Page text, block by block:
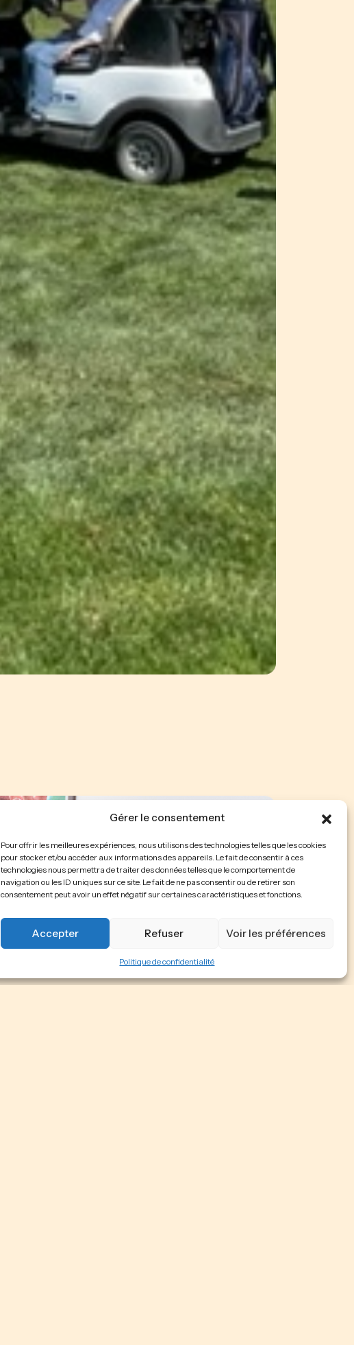
Gérer le consentement
Pour offrir les meilleures expériences, nous utilisons des technologies telles que les cookies
pour stocker et/ou accéder aux informations des appareils. Le fait de consentir à ces
technologies nous permettra de traiter des données telles que le comportement de
navigation ou les ID uniques sur ce site. Le fait de ne pas consentir ou de retirer son
consentement peut avoir un effet négatif sur certaines caractéristiques et fonctions.
Accepter Refuser Voir les préférences
Politique de confidentialité